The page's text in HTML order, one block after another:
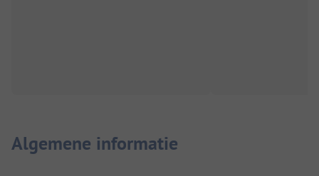
Algemene informatie